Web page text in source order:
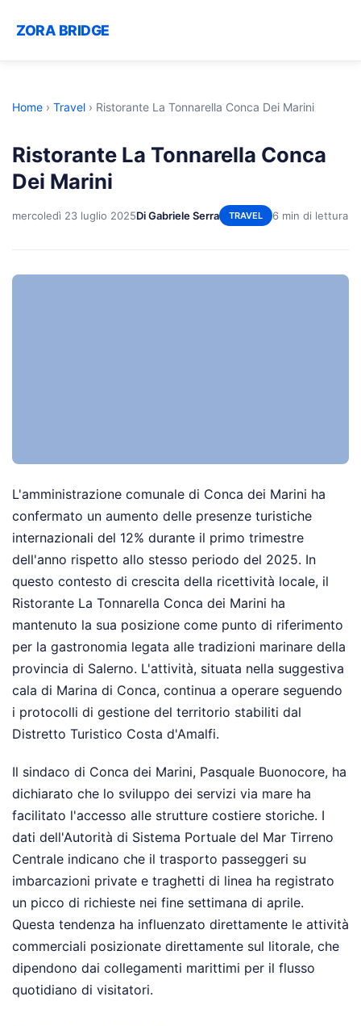
ZORA BRIDGE
Home › Travel › Ristorante La Tonnarella Conca Dei Marini
Ristorante La Tonnarella Conca
Dei Marini
mercoledì 23 luglio 2025Di Gabriele Serra TRAVEL 6 min di lettura
L'amministrazione comunale di Conca dei Marini ha
confermato un aumento delle presenze turistiche
internazionali del 12% durante il primo trimestre
dell'anno rispetto allo stesso periodo del 2025. In
questo contesto di crescita della ricettività locale, il
Ristorante La Tonnarella Conca dei Marini ha
mantenuto la sua posizione come punto di riferimento
per la gastronomia legata alle tradizioni marinare della
provincia di Salerno. L'attività, situata nella suggestiva
cala di Marina di Conca, continua a operare seguendo
i protocolli di gestione del territorio stabiliti dal
Distretto Turistico Costa d'Amalfi.
Il sindaco di Conca dei Marini, Pasquale Buonocore, ha
dichiarato che lo sviluppo dei servizi via mare ha
facilitato l'accesso alle strutture costiere storiche. I
dati dell'Autorità di Sistema Portuale del Mar Tirreno
Centrale indicano che il trasporto passeggeri su
imbarcazioni private e traghetti di linea ha registrato
un picco di richieste nei fine settimana di aprile.
Questa tendenza ha influenzato direttamente le attività
commerciali posizionate direttamente sul litorale, che
dipendono dai collegamenti marittimi per il flusso
quotidiano di visitatori.